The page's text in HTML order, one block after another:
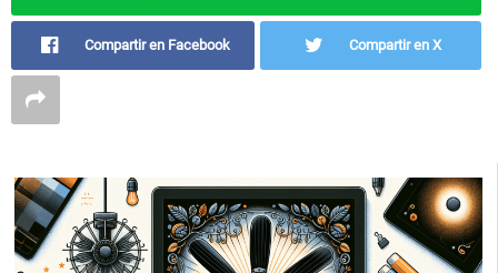
Compartir en Facebook Compartir en X